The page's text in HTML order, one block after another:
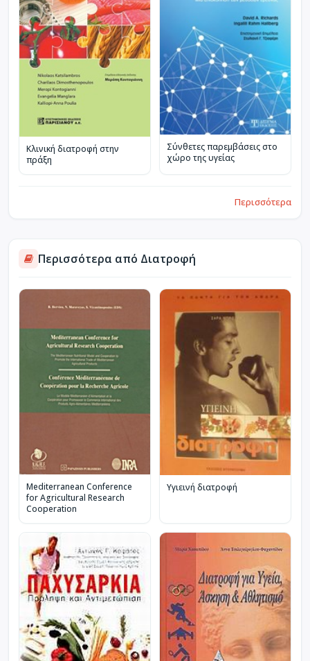
Κλινική διατροφή στην
πράξη
Σύνθετες παρεμβάσεις στο
χώρο της υγείας
Περισσότερα
Περισσότερα από Διατροφή
Mediterranean Conference
for Agricultural Research
Cooperation
Υγιεινή διατροφή